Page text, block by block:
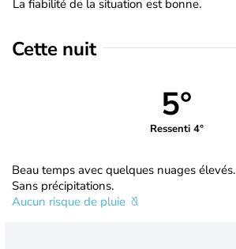
La fiabilité de la situation est bonne.
Cette nuit
5°
Ressenti 4°
Beau temps avec quelques nuages élevés.
Sans précipitations.
Aucun risque de pluie